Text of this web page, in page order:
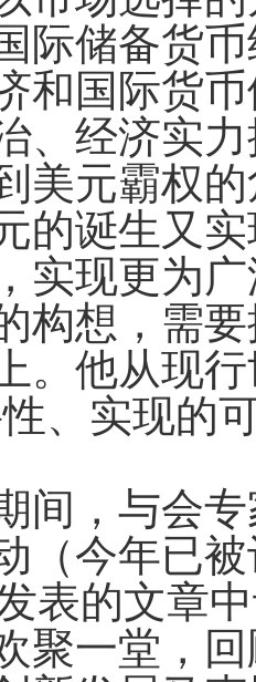
际储备货
和国际货
、经济实
美元霸权
的诞生又
实现更为
构想，需
。他从现
、实现的
，与会专
（今年已
表的文章
聚一堂，